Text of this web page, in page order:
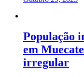
População
em
irregular